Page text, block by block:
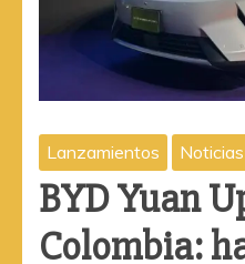
Lanzamientos Noticias
BYD Yuan
Colombia: